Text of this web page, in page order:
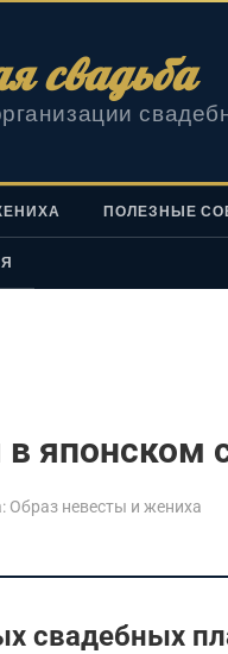
свадьба
ПОЛЕЗНЫЕ
японском
Образ невесты и жениха
свадебных